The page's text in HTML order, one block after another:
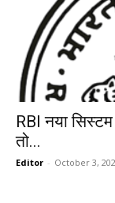
RBI नया
तो...
Editor - October 3,